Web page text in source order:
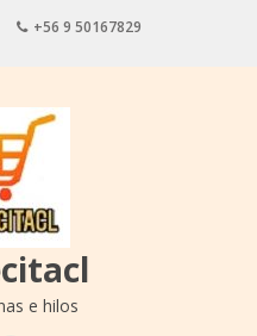
+56 9 50167829
e hilos